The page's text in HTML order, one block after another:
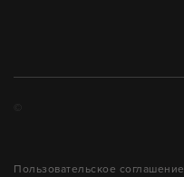
Пользовательское соглашение